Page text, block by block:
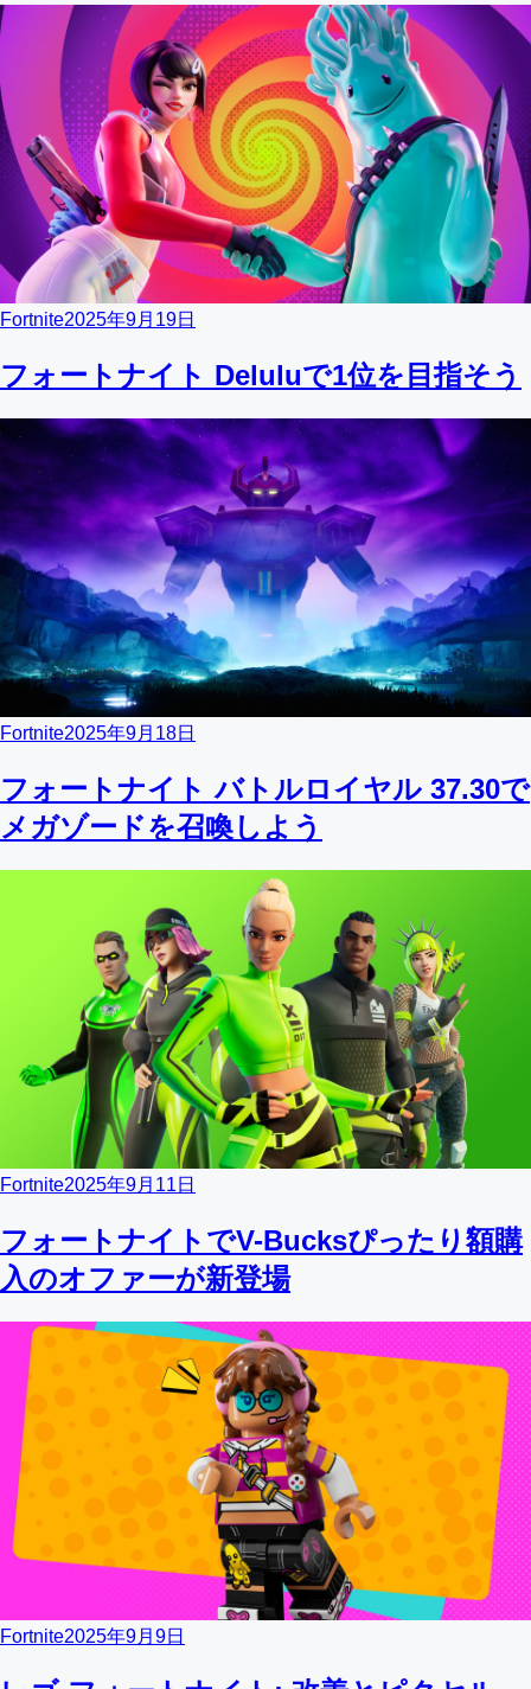
Fortnite2025年9月19日
フォートナイト Deluluで1位を目指そう
Fortnite2025年9月18日
フォートナイト バトルロイヤル 37.30で
メガゾードを召喚しよう
Fortnite2025年9月11日
フォートナイトでV-Bucksぴったり額購
入のオファーが新登場
Fortnite2025年9月9日